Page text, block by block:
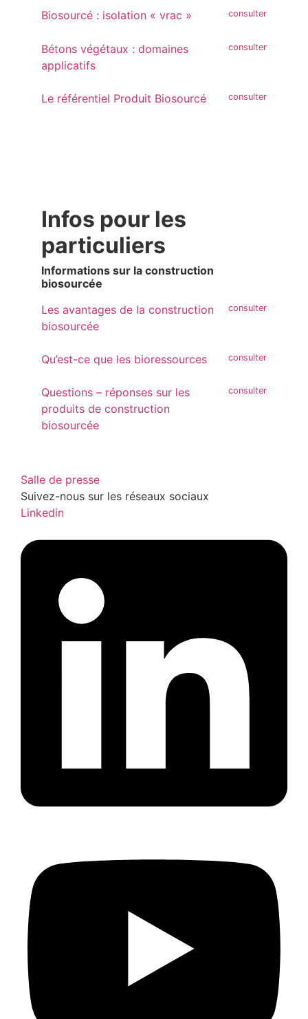
Biosourcé : isolation « vrac »
Bétons végétaux : domaines
applicatifs
Le référentiel Produit Biosourcé
Infos pour les
particuliers
Informations sur la construction
biosourcée
Les avantages de la construction
biosourcée
Qu’est-ce que les bioressources
Questions – réponses sur les
produits de construction
biosourcée
Salle de presse
Suivez-nous sur les réseaux sociaux
Linkedin